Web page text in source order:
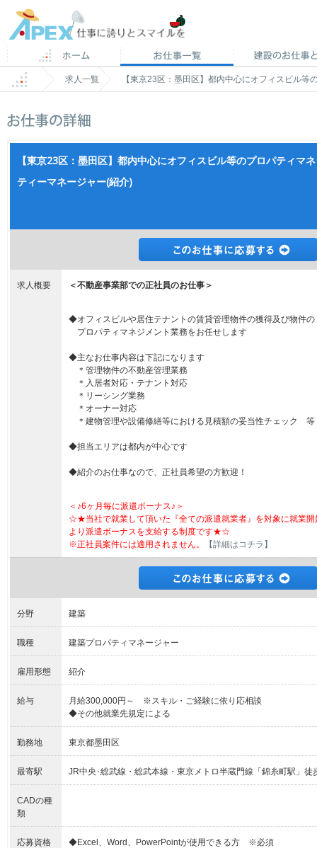
求人一覧 【東京23区：墨田区】都内中心にオフィスビル
【東京23区：墨田区】都内中心にオフィスビル等のプロパティマ
ティーマネージャー(紹介)
求人概要 ＜不動産事業部での正社員のお仕事＞
◆オフィスビルや居住テナントの賃貸管理物件の獲得及び物件の
プロパティマネジメント業務をお任せします
◆主なお仕事内容は下記になります
＊管理物件の不動産管理業務
＊入居者対応・テナント対応
＊リーシング業務
＊オーナー対応
＊建物管理や設備修繕等における見積額の妥当性チェック 等
◆担当エリアは都内が中心です
◆紹介のお仕事なので、正社員希望の方歓迎！
＜♪6ヶ月毎に派遣ボーナス♪＞
☆★当社で就業して頂いた『全ての派遣就業者』を対象に就業開
より派遣ボーナスを支給する制度です★☆
※正社員案件には適用されません。
【詳細はコチラ】
分野 建築
職種 建築プロパティマネージャー
雇用形態 紹介
給与
月給300,000円～ ※スキル・ご経験に依り応相談
◆その他就業先規定による
勤務地 東京都墨田区
最寄駅 JR中央･総武線・総武本線・東京メトロ半蔵門線「錦糸町駅」徒
CADの種
類
応募資格
◆Excel、Word、PowerPointが使用できる方 ※必須